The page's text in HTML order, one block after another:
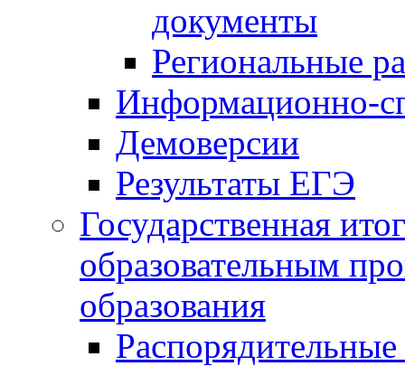
документы
Региональные
Информационно-
Демоверсии
Результаты ЕГЭ
Государственная
образовательным
образования